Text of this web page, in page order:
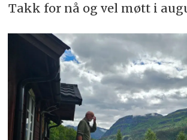
Takk for nå og vel møtt i